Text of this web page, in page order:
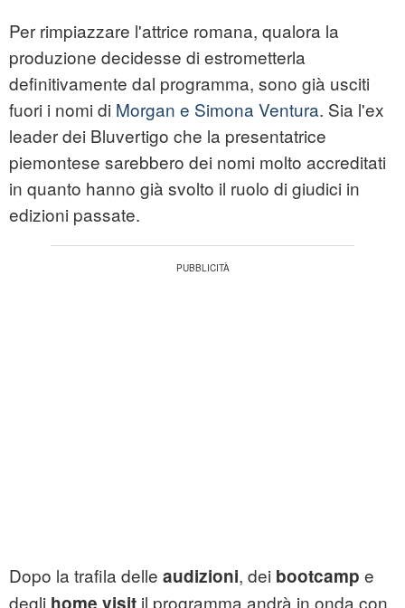
Per rimpiazzare l'attrice romana, qualora la
produzione decidesse di estrometterla
definitivamente dal programma, sono già usciti
fuori i nomi di Morgan e Simona Ventura. Sia l'ex
leader dei Bluvertigo che la presentatrice
piemontese sarebbero dei nomi molto accreditati
in quanto hanno già svolto il ruolo di giudici in
edizioni passate.
Dopo la trafila delle audizioni, dei bootcamp e
degli
il programma andrà in onda con